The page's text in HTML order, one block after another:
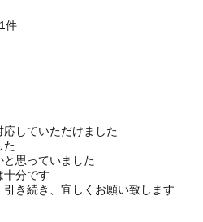
1
ていただけました
た
っていました
分です
き続き、宜しくお願い致します